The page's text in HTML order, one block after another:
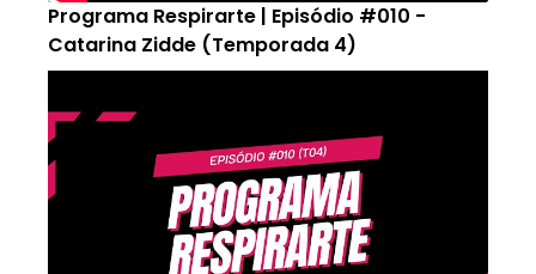
Programa Respirarte | Episódio #010 -
Catarina Zidde (Temporada 4)